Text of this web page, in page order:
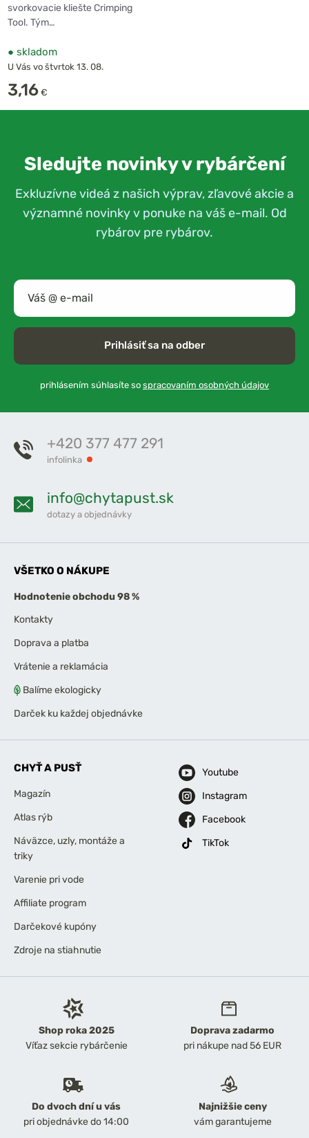
svorkovacie kliešte Crimping
Tool. Tým…
● skladom
U Vás vo štvrtok 13. 08.
3,16 €
Sledujte novinky v rybárčení
Exkluzívne videá z našich výprav, zľavové akcie a
významné novinky v ponuke na váš e-mail. Od
rybárov pre rybárov.
Prihlásiť sa na odber
prihlásením súhlasíte so spracovaním osobných údajov
Shop roka 2025
Víťaz sekcie rybárčenie
Doprava zadarmo
pri nákupe nad 56 EUR
Do dvoch dní u vás
pri objednávke do 14:00
Najnižšie ceny
vám garantujeme
+420 377 477 291
infolinka
info@chytapust.sk
dotazy a objednávky
VŠETKO O NÁKUPE
Hodnotenie obchodu 98 %
Kontakty
Doprava a platba
Vrátenie a reklamácia
Balíme ekologicky
Darček ku každej objednávke
CHYŤ A PUSŤ
Magazín
Atlas rýb
Náväzce, uzly, montáže a
triky
Varenie pri vode
Affiliate program
Darčekové kupóny
Zdroje na stiahnutie
Youtube
Instagram
Facebook
TikTok